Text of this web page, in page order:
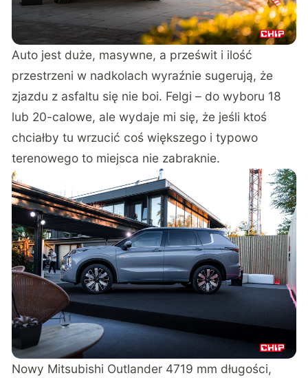
Auto jest duże, masywne, a prześwit i ilość
przestrzeni w nadkolach wyraźnie sugerują, że
zjazdu z asfaltu się nie boi. Felgi – do wyboru 18
lub 20-calowe, ale wydaje mi się, że jeśli ktoś
chciałby tu wrzucić coś większego i typowo
terenowego to miejsca nie zabraknie.
Nowy Mitsubishi Outlander 4719 mm długości,